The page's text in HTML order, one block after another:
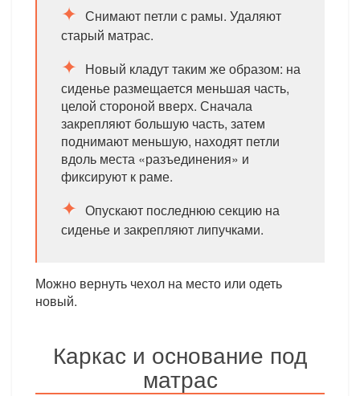
Снимают петли с рамы. Удаляют
старый матрас.
Новый кладут таким же образом: на
сиденье размещается меньшая часть,
целой стороной вверх. Сначала
закрепляют большую часть, затем
поднимают меньшую, находят петли
вдоль места «разъединения» и
фиксируют к раме.
Опускают последнюю секцию на
сиденье и закрепляют липучками.
Можно вернуть чехол на место или одеть
новый.
Каркас и основание под
матрас